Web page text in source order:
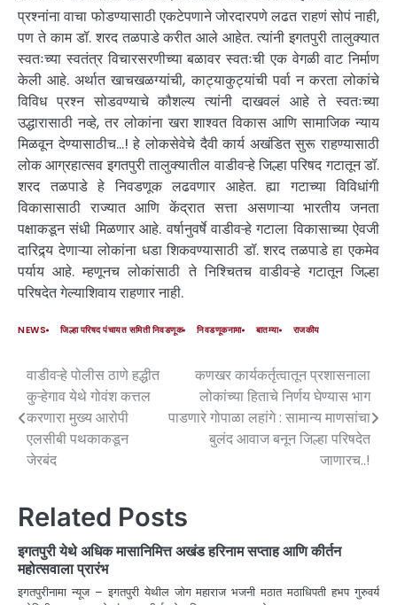
प्रश्नांना वाचा फोडण्यासाठी एकटेपणाने जोरदारपणे लढत राहणं सोपं नाही,
पण ते काम डॉ. शरद तळपाडे करीत आले आहेत. त्यांनी इगतपुरी तालुक्यात
स्वतःच्या स्वतंत्र विचारसरणीच्या बळावर स्वतःची एक वेगळी वाट निर्माण
केली आहे. अर्थात खाचखळग्यांची, काट्याकुट्यांची पर्वा न करता लोकांचे
विविध प्रश्न सोडवण्याचे कौशल्य त्यांनी दाखवलं आहे ते स्वतःच्या
उद्धारासाठी नव्हे, तर लोकांना खरा शाश्वत विकास आणि सामाजिक न्याय
मिळवून देण्यासाठीच…! हे लोकसेवेचे दैवी कार्य अखंडित सुरू राहण्यासाठी
लोक आग्रहात्सव इगतपुरी तालुक्यातील वाडीवऱ्हे जिल्हा परिषद गटातून डॉ.
शरद तळपाडे हे निवडणूक लढवणार आहेत. ह्या गटाच्या विविधांगी
विकासासाठी राज्यात आणि केंद्रात सत्ता असणाऱ्या भारतीय जनता
पक्षाकडून संधी मिळणार आहे. वर्षानुवर्षे वाडीवऱ्हे गटाला विकासाच्या ऐवजी
दारिद्र्य देणाऱ्या लोकांना धडा शिकवण्यासाठी डॉ. शरद तळपाडे हा एकमेव
पर्याय आहे. म्हणूनच लोकांसाठी ते निश्चितच वाडीवऱ्हे गटातून जिल्हा
परिषदेत गेल्याशिवाय राहणार नाही.
NEWS जिल्हा परिषद पंचायत समिती निवडणूक निवडणूकनामा बातम्या राजकीय
वाडीवऱ्हे पोलीस ठाणे हद्धीत
कुऱ्हेगाव येथे गोवंश कत्तल
करणारा मुख्य आरोपी
एलसीबी पथकाकडून
जेरबंद
कणखर कार्यकर्तृत्वातून प्रशासनाला
लोकांच्या हिताचे निर्णय घेण्यास भाग
पाडणारे गोपाळा लहांगे : सामान्य माणसांचा
बुलंद आवाज बनून जिल्हा परिषदेत
जाणारच..!
Related Posts
इगतपुरी येथे अधिक मासानिमित्त अखंड हरिनाम सप्ताह आणि कीर्तन
महोत्सवाला प्रारंभ
इगतपुरीनामा न्यूज – इगतपुरी येथील जोग महाराज भजनी मठात मठाधिपती हभप गुरुवर्य